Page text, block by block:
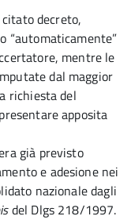
decreto,
“automaticamente”
mentre le
dal maggior
richiesta del
apposita
già previsto
e adesione nei
nazionale dagli
del Dlgs 218/1997.